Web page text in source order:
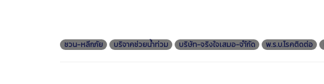
ชวน-หลีกภัย บริจาคช่วยน้ำท่วม บริษัท-จริงใจเสมอ-จำักัด พ.ร.บ.โรคติดต่อ